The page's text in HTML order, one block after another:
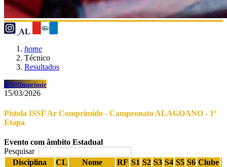
AL
home
Técnico
Resultados
printImprimir
15/03/2026
Pistola ISSF Ar Comprimido - Campeonato ALAGOANO - 1ª
Etapa
Evento com âmbito Estadual
Pesquisar
Disciplina
CL Nome RF S1 S2 S3 S4 S5 S6 Clube